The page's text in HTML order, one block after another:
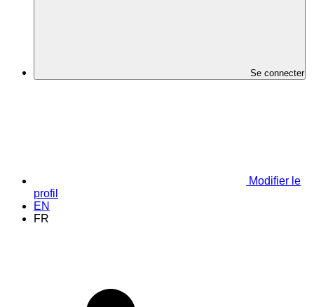
Se connecter
Modifier le
profil
EN
FR